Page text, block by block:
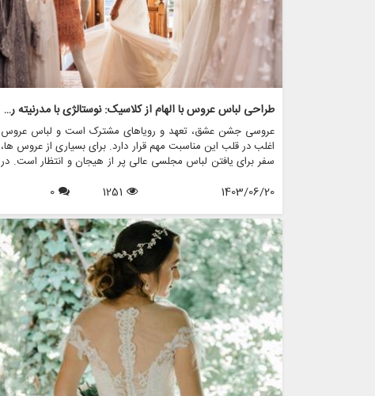
طراحی لباس عروس با الهام از کلاسیک: نوستالژی با مدرنیته روبرو می شود
عروسی جشن عشق، تعهد و رویاهای مشترک است و لباس عروس
اغلب در قلب این مناسبت مهم قرار دارد. برای بسیاری از عروس ها،
سفر برای یافتن لباس مجلسی عالی پر از هیجان و انتظار است. در
افزایش یافته است و ترکیبی منحصر به فرد از نوستالژی و مدرنیته
کلاسیک را بررسی می کند، این که چگونه ماهیت دوران گذشته را
در کنار عناصر معاصر به تصویر می کشد، و چگونه فروشگاه هایی
مانند مزون چرخچی می توانند به عروس ها کمک کنند تا رویاهای
قدیمی خود را زنده کنند.
1403/06/20
1251
0